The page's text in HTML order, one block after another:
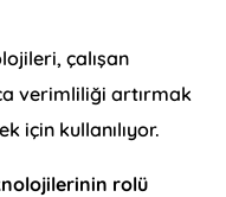
çalışan
verimliliği artırmak
için kullanılıyor.
rolü